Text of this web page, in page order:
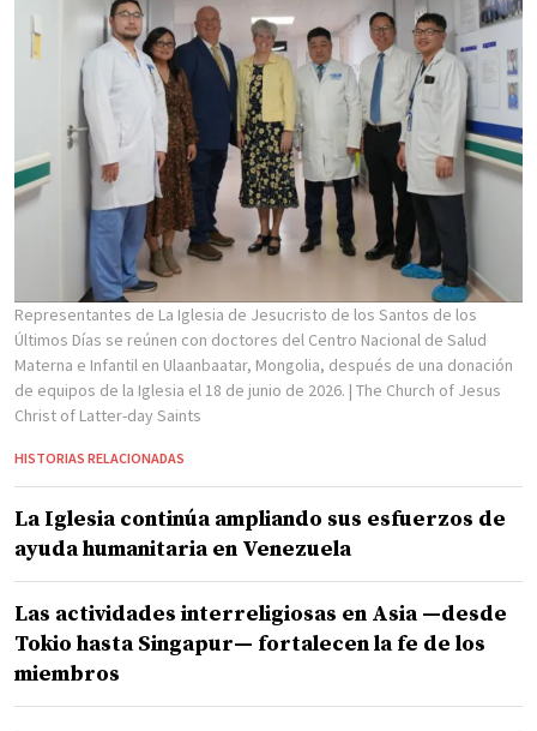
Representantes de La Iglesia de Jesucristo de los Santos de los
Últimos Días se reúnen con doctores del Centro Nacional de Salud
Materna e Infantil en Ulaanbaatar, Mongolia, después de una donación
de equipos de la Iglesia el 18 de junio de 2026. | The Church of Jesus
Christ of Latter-day Saints
HISTORIAS RELACIONADAS
La Iglesia continúa ampliando sus esfuerzos de
ayuda humanitaria en Venezuela
Las actividades interreligiosas en Asia —desde
Tokio hasta Singapur— fortalecen la fe de los
miembros